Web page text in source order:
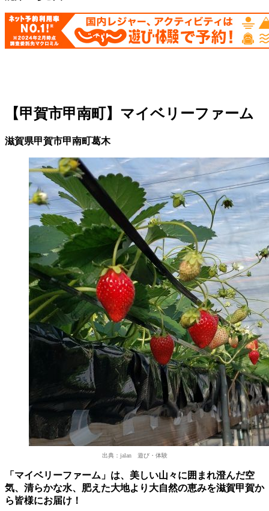
【甲賀市甲南町】マイベリーファーム
滋賀県甲賀市甲南町葛木
出典：jalan 遊び・体験
「マイベリーファーム」は、美しい山々に囲まれ澄んだ空
気、清らかな水、肥えた大地より大自然の恵みを滋賀甲賀か
ら皆様にお届け！